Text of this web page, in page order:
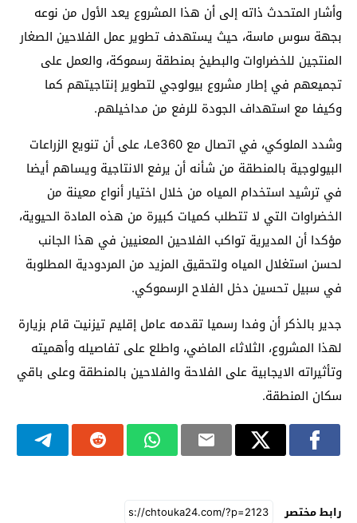
وأشار المتحدث ذاته إلى أن هذا المشروع يعد الأول من نوعه
بجهة سوس ماسة، حيث يستهدف تطوير عمل الفلاحين الصغار
المنتجين للخضراوات والبطيخ بمنطقة رسموكة، والعمل على
تجميعهم في إطار مشروع بيولوجي لتطوير إنتاجيتهم كما
وكيفا مع استهداف الجودة للرفع من مداخيلهم.
وشدد الملوكي، في اتصال مع Le360، على أن تنويع الزراعات
البيولوجية بالمنطقة من شأنه أن يرفع الانتاجية ويساهم أيضا
في ترشيد استخدام المياه من خلال اختيار أنواع معينة من
الخضراوات التي لا تتطلب كميات كبيرة من هذه المادة الحيوية،
مؤكدا أن المديرية تواكب الفلاحين المعنيين في هذا الجانب
لحسن استغلال المياه ولتحقيق المزيد من المردودية المطلوبة
في سبيل تحسين دخل الفلاح الرسموكي.
جدير بالذكر أن وفدا رسميا تقدمه عامل إقليم تيزنيت قام بزيارة
لهذا المشروع، الثلاثاء الماضي، واطلع على تفاصيله وأهميته
وتأثيراته الايجابية على الفلاحة والفلاحين بالمنطقة وعلى باقي
سكان المنطقة.
رابط مختصر